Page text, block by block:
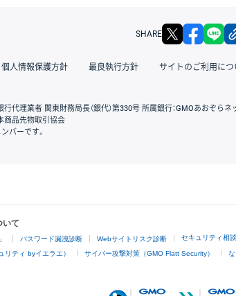
SHARE X
個人情報保護方針 最良執行方針 サイトのご利用につ
代理業者 関東財務局長（銀代）第330号 所属銀行：GMOあおぞら
商品先物取引協会
バーです。
いて
パスワード漏洩診断 Webサイトリスク診断 セキュリティ相
リティ byイエラエ） サイバー攻撃対策（GMO Flatt Security）